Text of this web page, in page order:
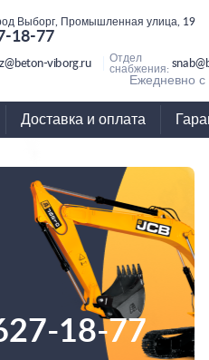
Выборг, Промышленная улица, 19
18-77
viborg.ru
Отдел
снабжения:
Ежедневно
Доставка и оплата
18-77